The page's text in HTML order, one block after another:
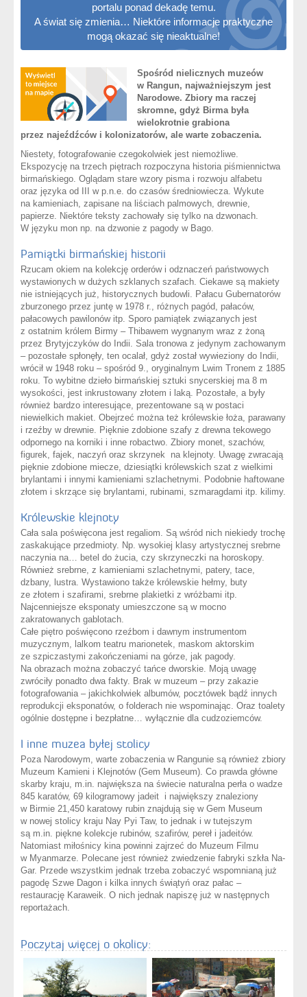
portalu ponad dekadę temu.
A świat się zmienia… Niektóre informacje praktyczne
mogą okazać się nieaktualne!
Spośród nielicznych muzeów
w Rangun, najważniejszym jest
Narodowe. Zbiory ma raczej
skromne, gdyż Birma była
wielokrotnie grabiona
przez najeźdźców i kolonizatorów, ale warte zobaczenia.
Niestety, fotografowanie czegokolwiek jest niemożliwe.
Ekspozycję na trzech piętrach rozpoczyna historia piśmiennictwa
birmańskiego. Oglądam stare wzory pisma i rozwoju alfabetu
oraz języka od III w p.n.e. do czasów średniowiecza. Wykute
na kamieniach, zapisane na liściach palmowych, drewnie,
papierze. Niektóre teksty zachowały się tylko na dzwonach.
W języku mon np. na dzwonie z pagody w Bago.
Pamiątki birmańskiej historii
Rzucam okiem na kolekcję orderów i odznaczeń państwowych
wystawionych w dużych szklanych szafach. Ciekawe są makiety
nie istniejących już, historycznych budowli. Pałacu Gubernatorów
zburzonego przez juntę w 1978 r., różnych pagód, pałaców,
pałacowych pawilonów itp. Sporo pamiątek związanych jest
z ostatnim królem Birmy – Thibawem wygnanym wraz z żoną
przez Brytyjczyków do Indii. Sala tronowa z jedynym zachowanym
– pozostałe spłonęły, ten ocalał, gdyż został wywieziony do Indii,
wrócił w 1948 roku – spośród 9., oryginalnym Lwim Tronem z 1885
roku. To wybitne dzieło birmańskiej sztuki snycerskiej ma 8 m
wysokości, jest inkrustowany złotem i laką. Pozostałe, a były
również bardzo interesujące, prezentowane są w postaci
niewielkich makiet. Obejrzeć można też królewskie łoża, parawany
i rzeźby w drewnie. Pięknie zdobione szafy z drewna tekowego
odpornego na korniki i inne robactwo. Zbiory monet, szachów,
figurek, fajek, naczyń oraz skrzynek na klejnoty. Uwagę zwracają
pięknie zdobione miecze, dziesiątki królewskich szat z wielkimi
brylantami i innymi kamieniami szlachetnymi. Podobnie haftowane
złotem i skrzące się brylantami, rubinami, szmaragdami itp. kilimy.
Królewskie klejnoty
Cała sala poświęcona jest regaliom. Są wśród nich niekiedy trochę
zaskakujące przedmioty. Np. wysokiej klasy artystycznej srebrne
naczynia na… betel do żucia, czy skrzyneczki na horoskopy.
Również srebrne, z kamieniami szlachetnymi, patery, tace,
dzbany, lustra. Wystawiono także królewskie hełmy, buty
ze złotem i szafirami, srebrne plakietki z wróżbami itp.
Najcenniejsze eksponaty umieszczone są w mocno
zakratowanych gablotach.
Całe piętro poświęcono rzeźbom i dawnym instrumentom
muzycznym, lalkom teatru marionetek, maskom aktorskim
ze szpiczastymi zakończeniami na górze, jak pagody.
Na obrazach można zobaczyć tańce dworskie. Moją uwagę
zwróciły ponadto dwa fakty. Brak w muzeum – przy zakazie
fotografowania – jakichkolwiek albumów, pocztówek bądź innych
reprodukcji eksponatów, o folderach nie wspominając. Oraz toalety
ogólnie dostępne i bezpłatne… wyłącznie dla cudzoziemców.
I inne muzea byłej stolicy
Poza Narodowym, warte zobaczenia w Rangunie są również zbiory
Muzeum Kamieni i Klejnotów (Gem Museum). Co prawda główne
skarby kraju, m.in. największa na świecie naturalna perła o wadze
845 karatów, 69 kilogramowy jadeit i największy znaleziony
w Birmie 21,450 karatowy rubin znajdują się w Gem Museum
w nowej stolicy kraju Nay Pyi Taw, to jednak i w tutejszym
są m.in. piękne kolekcje rubinów, szafirów, pereł i jadeitów.
Natomiast miłośnicy kina powinni zajrzeć do Muzeum Filmu
w Myanmarze. Polecane jest również zwiedzenie fabryki szkła Na-
Gar. Przede wszystkim jednak trzeba zobaczyć wspomnianą już
pagodę Szwe Dagon i kilka innych świątyń oraz pałac –
restaurację Karaweik. O nich jednak napiszę już w następnych
reportażach.
Poczytaj więcej o okolicy: